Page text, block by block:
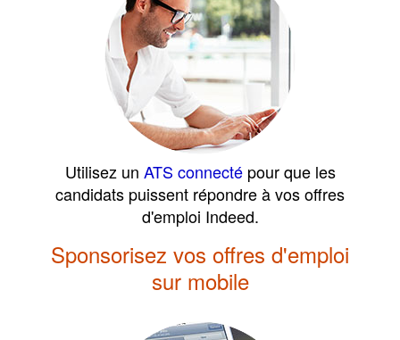
Utilisez un ATS connectépour que les
candidats puissent répondre à vos offres
d'emploi Indeed.
Sponsorisez vos offres d'emploi
sur mobile